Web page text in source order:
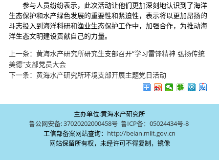
参与人员纷纷表示，此次活动让他们更加深刻地认识到了海洋
生态保护和水产绿色发展的重要性和紧迫性，表示将以更加昂扬的
斗志投入到海洋科研和渔业生态保护工作中，加强合作，为推动海
洋生态文明建设贡献自己的力量。
上一条： 黄海水产研究所研究生支部召开“学习雷锋精神 弘扬传统
美德”支部党员大会
下一条： 黄海水产研究所环境支部开展主题党日活动
主办单位:黄海水产研究所
鲁公网安备: 37020202000458号 鲁ICP备：05024434号-8
工信部备案网站查询： http://beian.miit.gov.cn
网站保留所有权，未经许可不得复制，镜像